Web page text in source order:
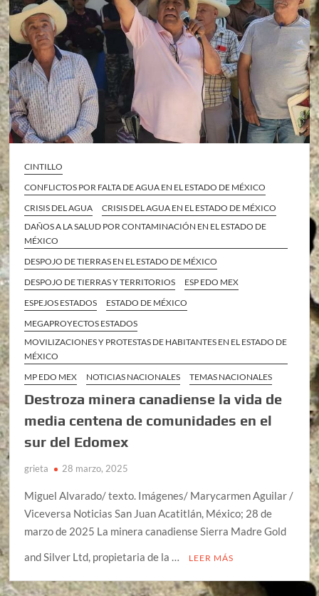
CINTILLO
CONFLICTOS POR FALTA DE AGUA EN EL ESTADO DE MÉXICO
CRISIS DEL AGUA
CRISIS DEL AGUA EN EL ESTADO DE MÉXICO
DAÑOS A LA SALUD POR CONTAMINACIÓN EN EL ESTADO DE
MÉXICO
DESPOJO DE TIERRAS EN EL ESTADO DE MÉXICO
DESPOJO DE TIERRAS Y TERRITORIOS
ESP EDO MEX
ESPEJOS ESTADOS
ESTADO DE MÉXICO
MEGAPROYECTOS ESTADOS
MOVILIZACIONES Y PROTESTAS DE HABITANTES EN EL ESTADO DE
MÉXICO
MP EDO MEX
NOTICIAS NACIONALES TEMAS NACIONALES
Destroza minera canadiense la vida de
media centena de comunidades en el
sur del Edomex
grieta 28 marzo, 2025
Miguel Alvarado/ texto. Imágenes/ Marycarmen Aguilar /
Viceversa Noticias San Juan Acatitlán, México; 28 de
marzo de 2025 La minera canadiense Sierra Madre Gold
and Silver Ltd, propietaria de la …
LEER MÁS